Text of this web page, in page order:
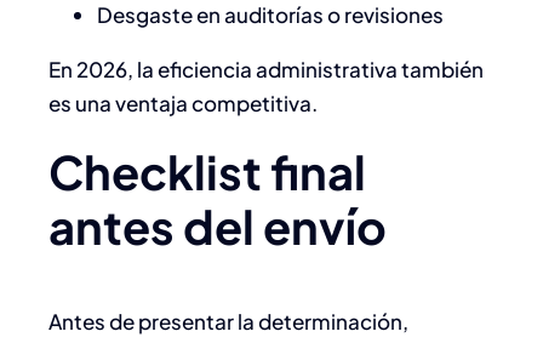
Desgaste en auditorías o revisiones
En 2026, la eficiencia administrativa también
es una ventaja competitiva.
Checklist final
antes del envío
Antes de presentar la determinación,